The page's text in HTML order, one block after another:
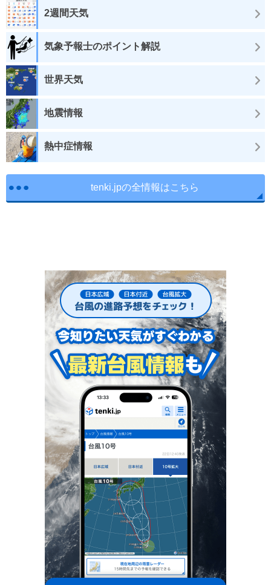
2週間天気
気象予報士のポイント解説
世界天気
地震情報
熱中症情報
tenki.jpの全情報はこちら